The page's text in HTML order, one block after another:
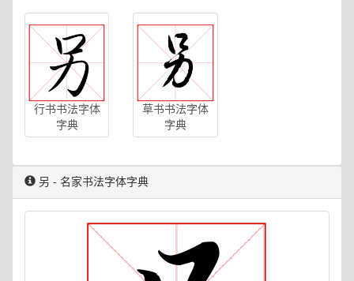
行书书法字体
字典
草书书法字体
字典
另 - 名家书法字体字典